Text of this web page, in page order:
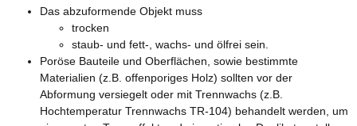
Das abzuformende Objekt muss
trocken
staub- und fett-, wachs- und ölfrei sein.
Poröse Bauteile und Oberflächen, sowie bestimmte
Materialien (z.B. offenporiges Holz) sollten vor der
Abformung versiegelt oder mit Trennwachs (z.B.
Hochtemperatur Trennwachs TR-104) behandelt werden, um